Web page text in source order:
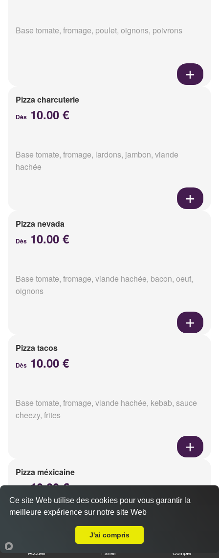
Base tomate, fromage, poulet, oignons, poivrons
Pizza charcuterie
Dès 10.00 €
Base tomate, fromage, lardons, jambon, viande
hachée
Pizza nevada
Dès 10.00 €
Base tomate, fromage, viande hachée, bacon, oeuf,
oignons
Pizza tacos
Dès 10.00 €
Base tomate, fromage, viande hachée, kebab, sauce
cheezy, frites
Pizza méxicaine
10.00 €
Base sauce barbecue, fromage, viande hachée,
Accueil Panier Compte
Ce site Web utilise des cookies pour vous garantir la
meilleure expérience sur notre site Web
J'ai compris